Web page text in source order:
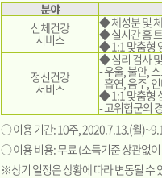
분야
신체건강
서비스
◆ 체성분 및
◆ 실시간 홈
◆ 1:1 맞춤형
정신건강
서비스
◆ 심리 검사
- 우울, 불안,
- 흡연, 음주,
◆ 1:1 맞춤형
- 고위험군의
○ 이용 기간: 10주, 2020.7.13.(월
○ 이용 비용: 무료 (소득기준 상관없
※상기 일정은 상황에 따라 변동될 수